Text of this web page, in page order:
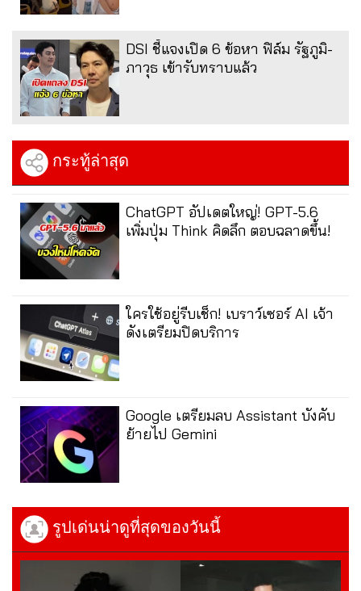
DSI ชี้แจงเปิด 6 ข้อหา ฟิล์ม รัฐภูมิ-
ภาวุธ เข้ารับทราบแล้ว
กระทู้ล่าสุด
ChatGPT อัปเดตใหญ่! GPT-5.6
เพิ่มปุ่ม Think คิดลึก ตอบฉลาดขึ้น!
ใครใช้อยู่รีบเช็ก! เบราว์เซอร์ AI เจ้า
ดังเตรียมปิดบริการ
Google เตรียมลบ Assistant บังคับ
ย้ายไป Gemini
รูปเด่นน่าดูที่สุดของวันนี้